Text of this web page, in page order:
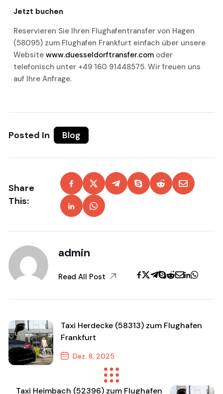
Jetzt buchen
Reservieren Sie Ihren Flughafentransfer von Hagen
(58095) zum Flughafen Frankfurt einfach über unsere
Website www.duesseldorftransfer.com oder
telefonisch unter +49 160 91448575. Wir freuen uns
auf Ihre Anfrage.
Posted In Blog
Share
This:
admin
Read All Post
Taxi Herdecke (58313) zum Flughafen
Frankfurt
Dez. 8, 2025
Previous Post
Taxi Heimbach (52396) zum Flughafen